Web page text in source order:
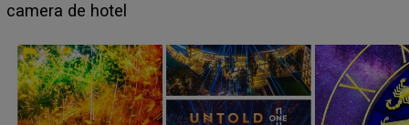
faptului împlinit, A RECUNOSCUT IMEDIAT: "Am